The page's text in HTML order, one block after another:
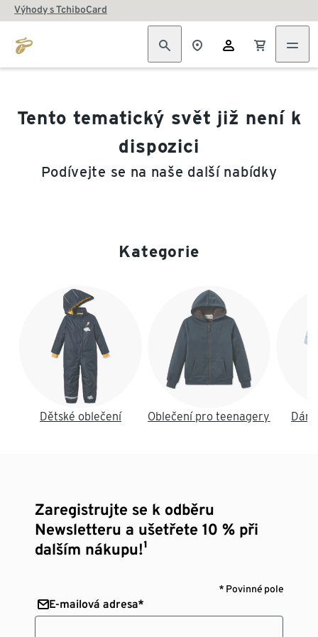
Výhody s TchiboCard
Tento tematický svět již není k
dispozici
Podívejte se na naše další nabídky
Kategorie
Dětské oblečení Oblečení pro teenagery
Zaregistrujte se k odběru
Newsletteru a ušetřete 10 % při
dalším nákupu!¹
* Povinné pole
E-mailová adresa*